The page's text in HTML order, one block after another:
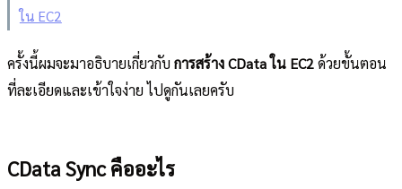
ใน EC2
ครั้งนี้ผมจะมาอธิบายเกี่ยวกับ การสร้าง CData ใน EC2ด้วยขั้นตอน
ที่ละเอียดและเข้าใจง่าย ไปดูกันเลยครับ
CData Sync คืออะไร